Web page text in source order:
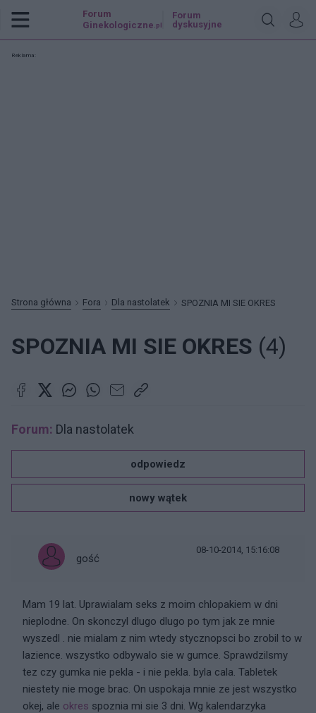
Forum
Ginekologiczne .pl
Forum
dyskusyjne
Reklama:
Strona główna Fora Dla nastolatek SPOZNIA MI SIE OKRES
SPOZNIA MI SIE OKRES (4)
Forum: Dla nastolatek
odpowiedz
nowy wątek
gość
08-10-2014, 15:16:08
Mam 19 lat. Uprawialam seks z moim chlopakiem w dni
nieplodne. On skonczyl dlugo dlugo po tym jak ze mnie
wyszedl . nie mialam z nim wtedy stycznopsci bo zrobil to w
lazience. wszystko odbywalo sie w gumce. Sprawdzilsmy
tez czy gumka nie pekla - i nie pekla. byla cala. Tabletek
niestety nie moge brac. On uspokaja mnie ze jest wszystko
okej, ale okres spoznia mi sie 3 dni. Wg kalendarzyka